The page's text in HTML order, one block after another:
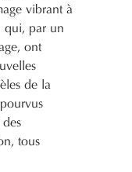
vibrant à
qui, par un
ont
de la
tous